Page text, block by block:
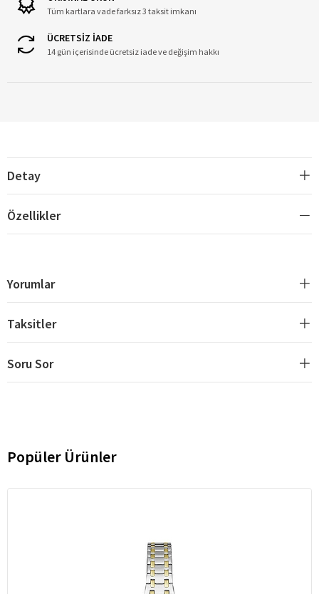
Tüm kartlara vade farksız 3 taksit imkanı
ÜCRETSİZ İADE
14 gün içerisinde ücretsiz iade ve değişim hakkı
Detay
Özellikler
Yorumlar
Taksitler
Soru Sor
Popüler Ürünler